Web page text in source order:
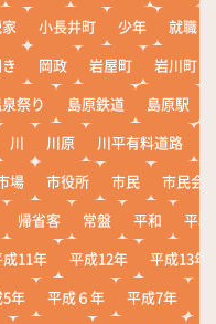
小長井町 少年
就職
岡政 岩屋町
岩川町
祭り 島原鉄道 島原駅
川 川原 川平有料道路
場 市役所 市民
市民会
帰省客 常盤 平和
平
11年 平成12年
平成13年
年 平成６年 平成7年